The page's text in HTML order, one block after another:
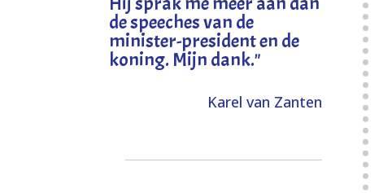
de speeches van de
minister-president en de
koning. Mijn dank."
Karel van Zanten